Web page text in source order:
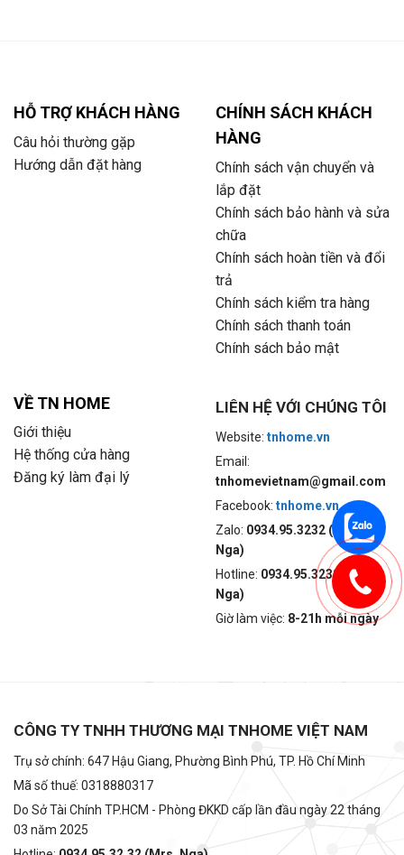
HỖ TRỢ KHÁCH HÀNG
Câu hỏi thường gặp
Hướng dẫn đặt hàng
CHÍNH SÁCH KHÁCH
HÀNG
Chính sách vận chuyển và
lắp đặt
Chính sách bảo hành và sửa
chữa
Chính sách hoàn tiền và đổi
trả
Chính sách kiểm tra hàng
Chính sách thanh toán
Chính sách bảo mật
VỀ TN HOME
Giới thiệu
Hệ thống cửa hàng
Đăng ký làm đại lý
LIÊN HỆ VỚI CHÚNG TÔI
Website: tnhome.vn
Email:
tnhomevietnam@gmail.com
Facebook: tnhome.vn
Zalo: 0934.95.3232 (Mrs.
Nga)
Hotline: 0934.95.3232 (Mrs.
Nga)
Giờ làm việc: 8-21h mỗi ngày
CÔNG TY TNHH THƯƠNG MẠI TNHOME VIỆT NAM
Trụ sở chính: 647 Hậu Giang, Phường Bình Phú, TP. Hồ Chí Minh
Mã số thuế: 0318880317
Do Sở Tài Chính TP.HCM - Phòng ĐKKD cấp lần đầu ngày 22 tháng
03 năm 2025